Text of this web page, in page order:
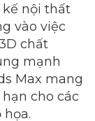
nội thất
vào việc
chất
mạnh
Max mang
cho các